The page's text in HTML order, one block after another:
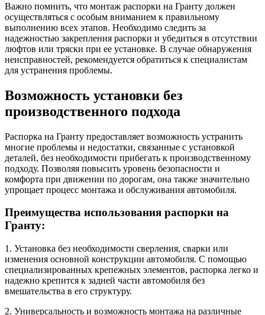
Важно помнить, что монтаж распорки на Гранту должен
осуществляться с особым вниманием к правильному
выполнению всех этапов. Необходимо следить за
надежностью закрепления распорки и убедиться в отсутствии
люфтов или тряски при ее установке. В случае обнаружения
неисправностей, рекомендуется обратиться к специалистам
для устранения проблемы.
Возможность установки без
производственного подхода
Распорка на Гранту предоставляет возможность устранить
многие проблемы и недостатки, связанные с установкой
деталей, без необходимости прибегать к производственному
подходу. Позволяя повысить уровень безопасности и
комфорта при движении по дорогам, она также значительно
упрощает процесс монтажа и обслуживания автомобиля.
Преимущества использования распорки на
Гранту:
1. Установка без необходимости сверления, сварки или
изменения основной конструкции автомобиля. С помощью
специализированных крепежных элементов, распорка легко и
надежно крепится к задней части автомобиля без
вмешательства в его структуру.
2. Универсальность и возможность монтажа на различные